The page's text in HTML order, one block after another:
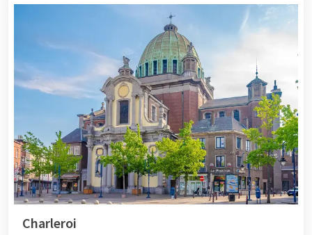
Charleroi